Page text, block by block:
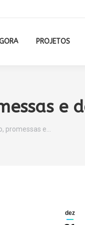
PROJETOS
e
promessas e…
dez